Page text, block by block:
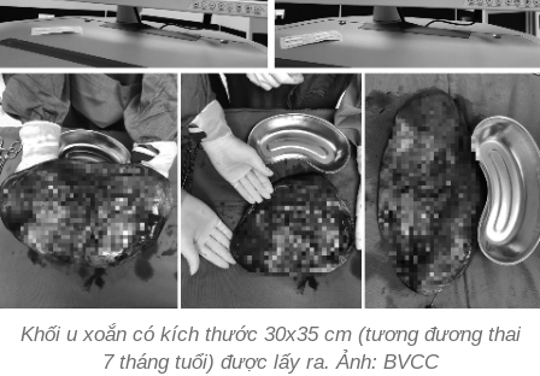
Khối u xoắn có kích thước 30x35 cm (tương đương thai
7 tháng tuổi) được lấy ra. Ảnh: BVCC